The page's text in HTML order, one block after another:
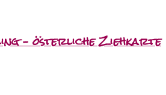
– österliche Ziehkarte